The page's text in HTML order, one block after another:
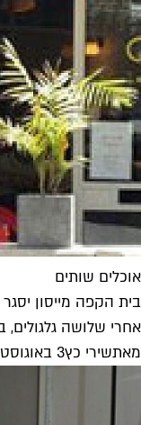
אוכלים שותים
בית הקפה מייסון
אחרי שלושה
מאתשירי כץ3 באוגוסט 2016